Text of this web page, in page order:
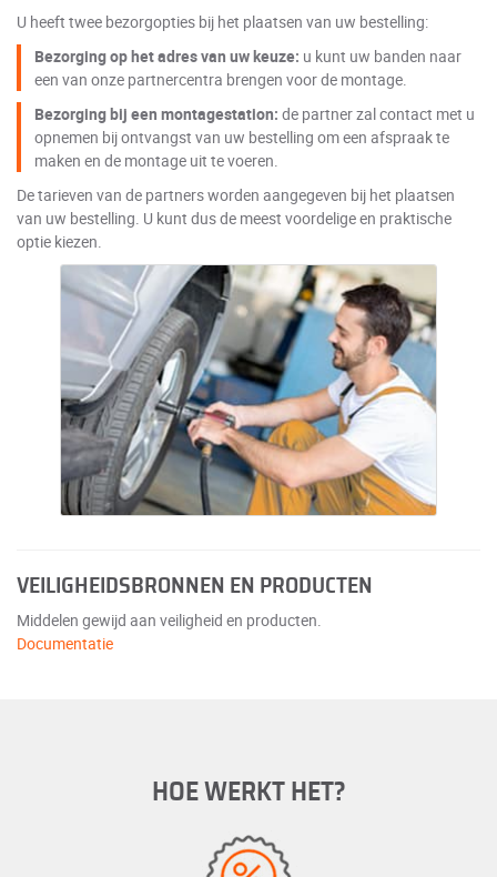
U heeft twee bezorgopties bij het plaatsen van uw bestelling:
Bezorging op het adres van uw keuze: u kunt uw banden naar
een van onze partnercentra brengen voor de montage.
Bezorging bij een montagestation: de partner zal contact met u
opnemen bij ontvangst van uw bestelling om een afspraak te
maken en de montage uit te voeren.
De tarieven van de partners worden aangegeven bij het plaatsen
van uw bestelling. U kunt dus de meest voordelige en praktische
optie kiezen.
VEILIGHEIDSBRONNEN EN PRODUCTEN
Middelen gewijd aan veiligheid en producten.
Documentatie
HOE WERKT HET?